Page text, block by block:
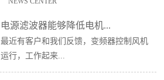
电源滤波器能够降低电机...
最近有客户和我们反馈，变频器控制风机
运行，工作起来...